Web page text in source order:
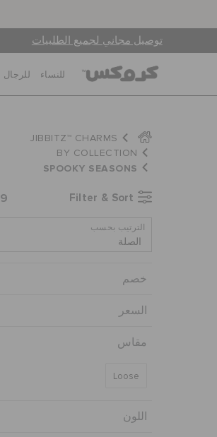
توصيل مجاني لجميع الطلبيات
للنساء للرجال
JIBBITZ™ CHARMS
BY COLLECTION
SPOOKY SEASONS
Filter & Sort
9
الترتيب بحسب
خصم
السعر
مقاس
Loose
اللون